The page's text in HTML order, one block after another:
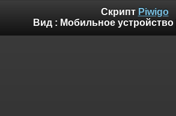
Скрипт Piwigo
Вид : Мобильное устройство|